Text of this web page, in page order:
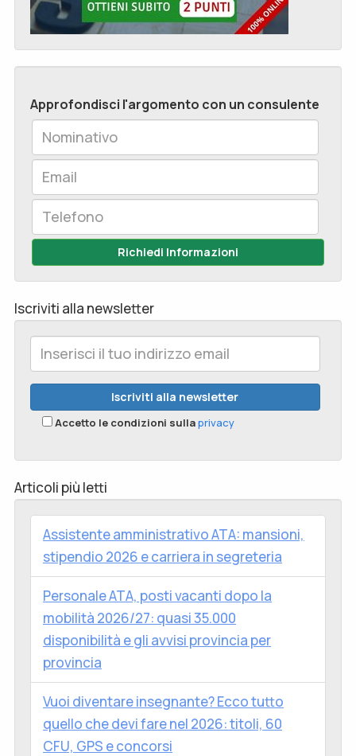
Approfondisci l'argomento con un consulente
Richiedi Informazioni
Iscriviti alla newsletter
Accetto le condizioni sullaprivacy
Articoli più letti
Assistente amministrativo ATA: mansioni,
stipendio 2026 e carriera in segreteria
Personale ATA, posti vacanti dopo la
mobilità 2026/27: quasi 35.000
disponibilità e gli avvisi provincia per
provincia
Vuoi diventare insegnante? Ecco tutto
quello che devi fare nel 2026: titoli, 60
CFU, GPS e concorsi